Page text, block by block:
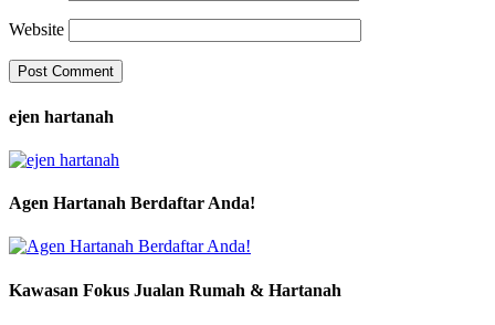
Website
ejen hartanah
Agen Hartanah Berdaftar Anda!
Kawasan Fokus Jualan Rumah & Hartanah